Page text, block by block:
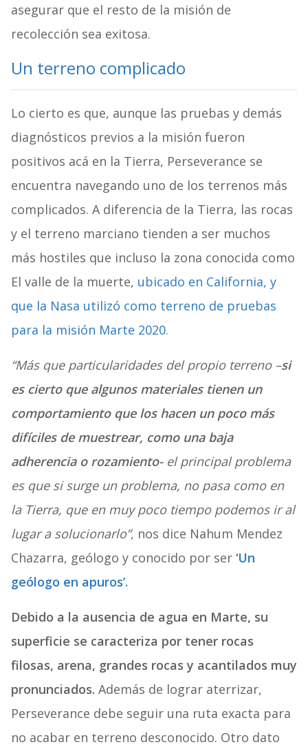
asegurar que el resto de la misión de
recolección sea exitosa.
Un terreno complicado
Lo cierto es que, aunque las pruebas y demás
diagnósticos previos a la misión fueron
positivos acá en la Tierra, Perseverance se
encuentra navegando uno de los terrenos más
complicados. A diferencia de la Tierra, las rocas
y el terreno marciano tienden a ser muchos
más hostiles que incluso la zona conocida como
El valle de la muerte, ubicado en California, y
que la Nasa utilizó como terreno de pruebas
para la misión Marte 2020.
“Más que particularidades del propio terreno –si
es cierto que algunos materiales tienen un
comportamiento que los hacen un poco más
difíciles de muestrear, como una baja
adherencia o rozamiento-el principal problema
es que si surge un problema, no pasa como en
la Tierra, que en muy poco tiempo podemos ir al
lugar a solucionarlo”, nos dice Nahum Mendez
Chazarra, geólogo y conocido por ser ‘Un
geólogo en apuros’.
Debido a la ausencia de agua en Marte, su
superficie se caracteriza por tener rocas
filosas, arena, grandes rocas y acantilados muy
pronunciados. Además de lograr aterrizar,
Perseverance debe seguir una ruta exacta para
no acabar en terreno desconocido. Otro dato